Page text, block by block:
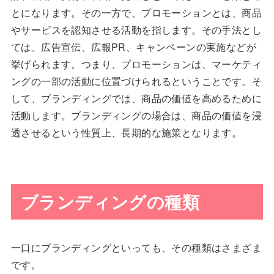
とになります。その一方で、プロモーションとは、商品
やサービスを認知させる活動を指します。その手法とし
ては、広告宣伝、広報PR、キャンペーンの実施などが
挙げられます。つまり、プロモーションは、マーケティ
ングの一部の活動に位置づけられるということです。そ
して、ブランディングでは、商品の価値を高めるために
活動します。ブランディングの場合は、商品の価値を浸
透させるという性質上、長期的な施策となります。
ブランディングの種類
一口にブランディングといっても、その種類はさまざま
です。